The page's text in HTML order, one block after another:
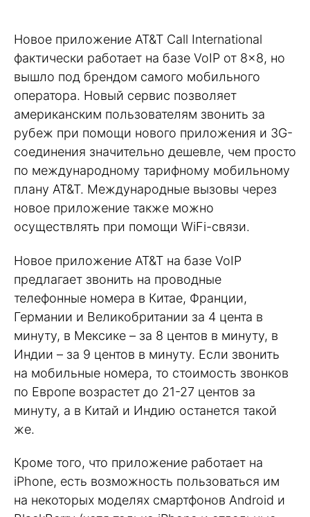
Новое приложение AT&T Call International
фактически работает на базе VoIP от 8×8, но
вышло под брендом самого мобильного
оператора. Новый сервис позволяет
американским пользователям звонить за
рубеж при помощи нового приложения и 3G-
соединения значительно дешевле, чем просто
по международному тарифному мобильному
плану AT&T. Международные вызовы через
новое приложение также можно
осуществлять при помощи WiFi-связи.
Новое приложение AT&T на базе VoIP
предлагает звонить на проводные
телефонные номера в Китае, Франции,
Германии и Великобритании за 4 цента в
минуту, в Мексике – за 8 центов в минуту, в
Индии – за 9 центов в минуту. Если звонить
на мобильные номера, то стоимость звонков
по Европе возрастет до 21-27 центов за
минуту, а в Китай и Индию останется такой
же.
Кроме того, что приложение работает на
iPhone, есть возможность пользоваться им
на некоторых моделях смартфонов Android и